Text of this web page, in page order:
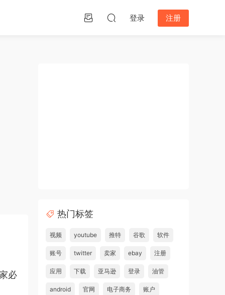
登录 注册
必
热门标签
视频 youtube 推特 谷歌 软件
账号 twitter 卖家 ebay 注册
应用 下载 亚马逊 登录 油管
android 官网 电子商务 账户